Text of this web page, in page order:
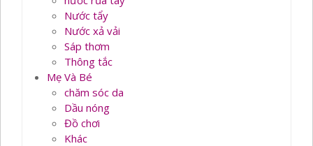
Nước tẩy
Nước xả vải
Sáp thơm
Thông tắc
Mẹ Và Bé
chăm sóc da
Dầu nóng
Đồ chơi
Khác